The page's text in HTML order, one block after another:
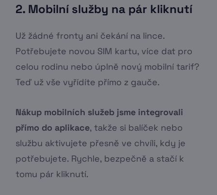
2. Mobilní služby na pár kliknutí
Už žádné fronty ani čekání na lince.
Potřebujete novou SIM kartu, více dat pro
celou rodinu nebo úplně nový mobilní tarif?
Teď už vše vyřídíte přímo z gauče.
Nákup mobilních služeb jsme integrovali
přímo do aplikace, takže si balíček nebo
službu aktivujete přesně ve chvíli, kdy je
potřebujete. Rychle, bezpečně a stačí k
tomu pár kliknutí.